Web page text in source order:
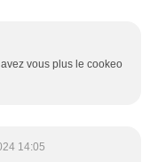
vous plus le cookeo
14:05